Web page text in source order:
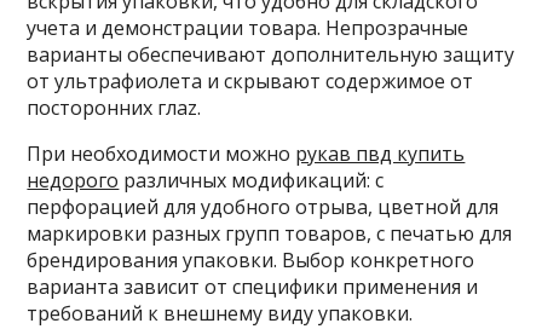
учета и демонстрации товара. Непрозрачные
варианты обеспечивают дополнительную защиту
от ультрафиолета и скрывают содержимое от
посторонних глaz.
При необходимости можно рукав пвд купить
недорого различных модификаций: с
перфорацией для удобного отрыва, цветной для
маркировки разных групп товаров, с печатью для
брендирования упаковки. Выбор конкретного
варианта зависит от специфики применения и
требований к внешнему виду упаковки.